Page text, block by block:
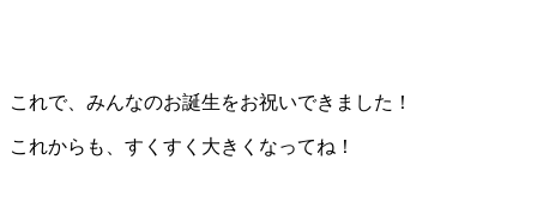
これで、みんなのお誕生をお祝いできました！
これからも、すくすく大きくなってね！